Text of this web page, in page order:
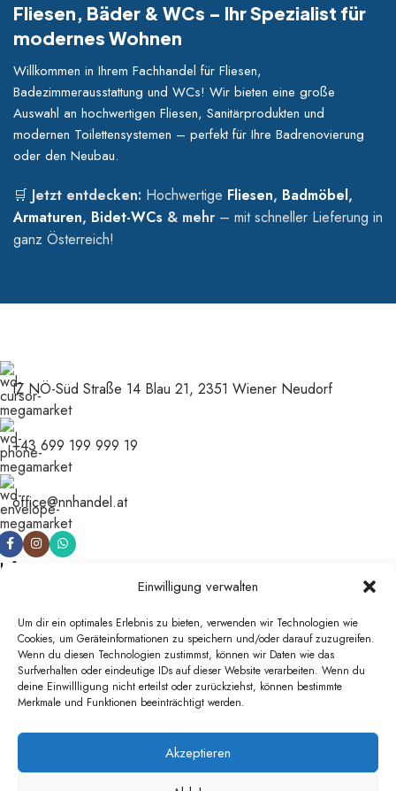
Einwilligung verwalten
Um dir ein optimales Erlebnis zu bieten, verwenden wir Technologien wie
Cookies, um Geräteinformationen zu speichern und/oder darauf zuzugreifen.
Wenn du diesen Technologien zustimmst, können wir Daten wie das
Surfverhalten oder eindeutige IDs auf dieser Website verarbeiten. Wenn du
deine Einwillligung nicht erteilst oder zurückziehst, können bestimmte
Merkmale und Funktionen beeinträchtigt werden.
Akzeptieren
Fliesen, Bäder & WCs – Ihr Spezialist für
modernes Wohnen
Willkommen in Ihrem Fachhandel für Fliesen,
Badezimmerausstattung und WCs! Wir bieten eine große
Auswahl an hochwertigen Fliesen, Sanitärprodukten und
modernen Toilettensystemen – perfekt für Ihre Badrenovierung
oder den Neubau.
🛒 Jetzt entdecken: Hochwertige Fliesen, Badmöbel,
Armaturen, Bidet-WCs & mehr – mit schneller Lieferung in
ganz Österreich!
IZ NÖ-Süd Straße 14 Blau 21, 2351 Wiener Neudorf
+43 699 199 999 19
office@nnhandel.at
Informationen
Über uns
Zahlung & Versand
Rechtliches
Kontakt
Impressum